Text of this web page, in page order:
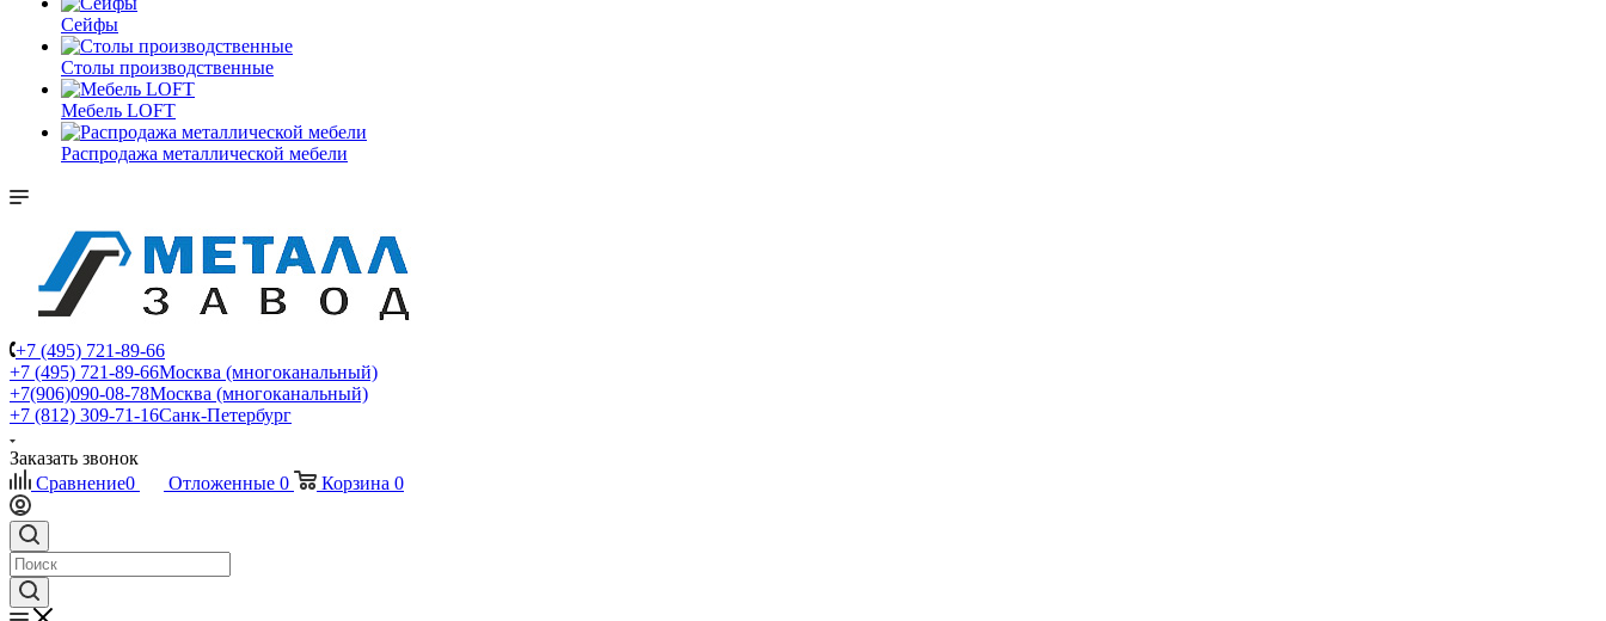
Сейфы
Столы производственные
Мебель LOFT
Распродажа металлической мебели
+7 (495) 721-89-66
+7 (495) 721-89-66Москва (многоканальный)
+7(906)090-08-78Москва (многоканальный)
+7 (812) 309-71-16Санк-Петербург
Заказать звонок
Сравнение0 Отложенные 0 Корзина 0